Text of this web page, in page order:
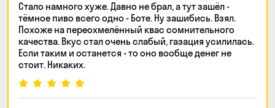
Стало намного хуже. Давно не брал, а тут зашёл -
тёмное пиво всего одно - Боте. Ну зашибись. Взял.
Похоже на переохмелённый квас сомнительного
качества. Вкус стал очень слабый, газация усилилась.
Если таким и останется - то оно вообще денег не
стоит. Никаких.